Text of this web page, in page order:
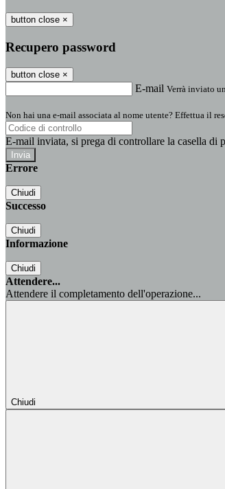
button close ×
Recupero password
button close ×
E-mail Verrà inviato
Non hai una e-mail associata al nome utente? Effettua il
E-mail inviata, si prega di controllare la casella di
Errore
Chiudi
Successo
Chiudi
Informazione
Chiudi
Attendere...
Attendere il completamento dell'operazione...
Chiudi